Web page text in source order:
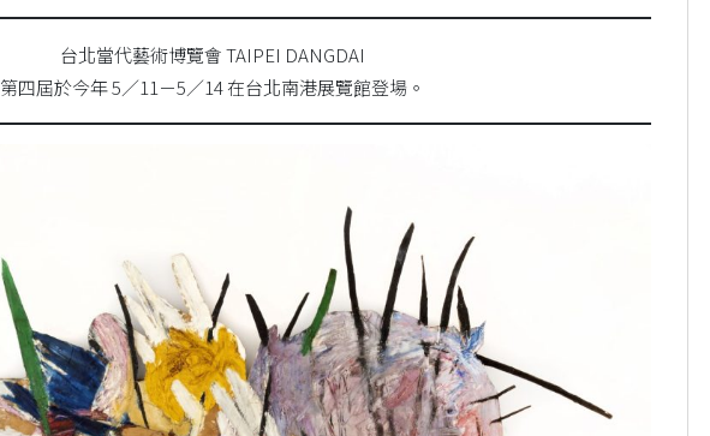
台北當代藝術博覽會 TAIPEI DANGDAI
第四屆於今年 5／11－5／14 在台北南港展覽館登場。